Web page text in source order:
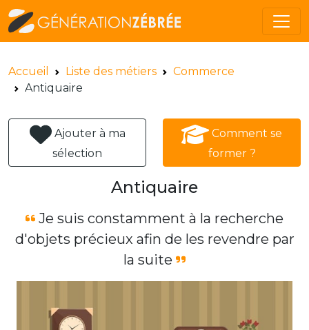
Accueil Liste des métiers
Commerce
Antiquaire
Ajouter à ma
sélection
Comment se
former ?
Antiquaire
Je suis constamment à la recherche
d'objets précieux afin de les revendre par
la suite